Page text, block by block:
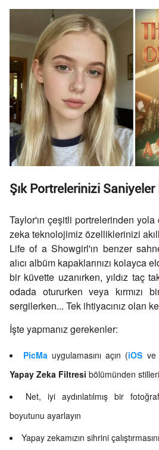
Şık Portrelerinizi
Taylor'ın çeşitli portrelerinden
zeka teknolojimiz özelliklerinizi
Life of a Showgirl'ın benzer
alıcı albüm kapaklarınızı kolayca
bir küvette uzanırken, yıldız taç
odada otururken veya kırmızı
sergilerken... Tek ihtiyacınız olan
İşte yapmanız gerekenler:
PicMa uygulamasını açın (iOS ve
Yapay Zeka Filtresi bölümünden
Net, iyi aydınlatılmış bir
boyutunu ayarlayın
Yapay zekamızın sihrini